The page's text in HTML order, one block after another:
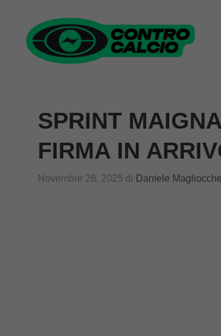
contenuto
SPRINT
FIRMA IN
Novembre 26, 2025 di Daniele